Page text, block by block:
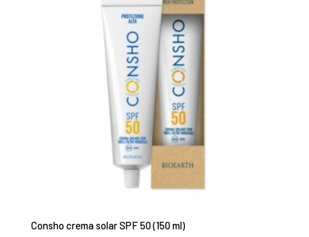
Consho crema solar SPF 50 (150 ml)